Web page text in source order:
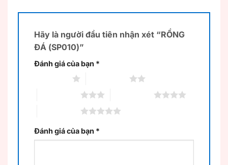
Hãy là người đầu tiên nhận xét “RỒNG
ĐÁ (SP010)”
Đánh giá của bạn *
Đánh giá của bạn *